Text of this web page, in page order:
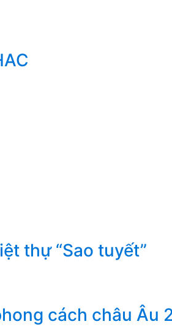
thự “Sao tuyết”
cách châu Âu